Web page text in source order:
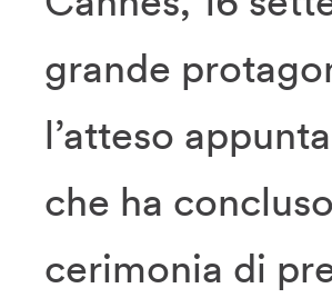
grande
l’atteso
che ha
cerimonia di